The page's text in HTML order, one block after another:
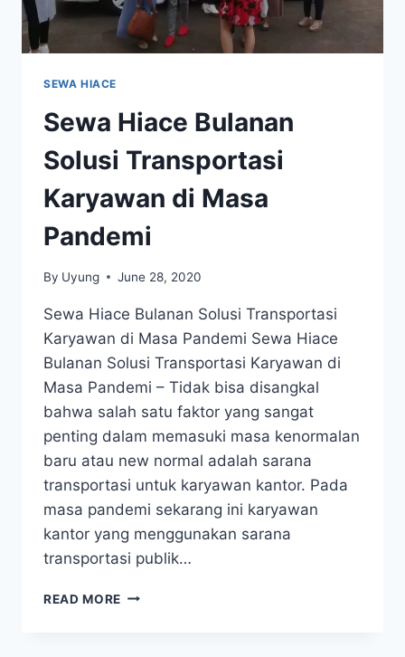
SEWA HIACE
Sewa Hiace Bulanan
Solusi Transportasi
Karyawan di Masa
Pandemi
By Uyung June 28, 2020
Sewa Hiace Bulanan Solusi Transportasi
Karyawan di Masa Pandemi Sewa Hiace
Bulanan Solusi Transportasi Karyawan di
Masa Pandemi – Tidak bisa disangkal
bahwa salah satu faktor yang sangat
penting dalam memasuki masa kenormalan
baru atau new normal adalah sarana
transportasi untuk karyawan kantor. Pada
masa pandemi sekarang ini karyawan
kantor yang menggunakan sarana
transportasi publik…
READ MORE SEWA